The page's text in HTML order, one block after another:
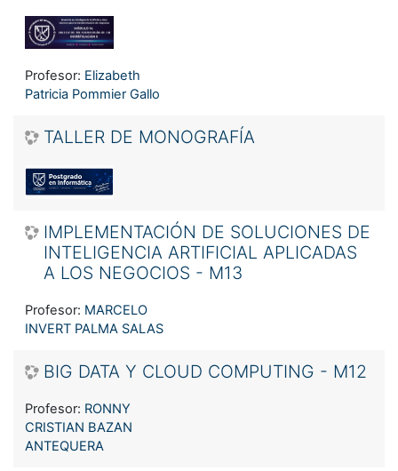
Profesor: Elizabeth
Patricia Pommier Gallo
TALLER DE MONOGRAFÍA
IMPLEMENTACIÓN DE SOLUCIONES DE
INTELIGENCIA ARTIFICIAL APLICADAS
A LOS NEGOCIOS - M13
Profesor: MARCELO
INVERT PALMA SALAS
BIG DATA Y CLOUD COMPUTING - M12
Profesor: RONNY
CRISTIAN BAZAN
ANTEQUERA